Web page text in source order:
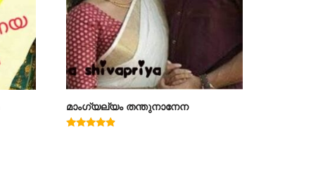
മാംഗ്യല്യം തന്തുനാനേന